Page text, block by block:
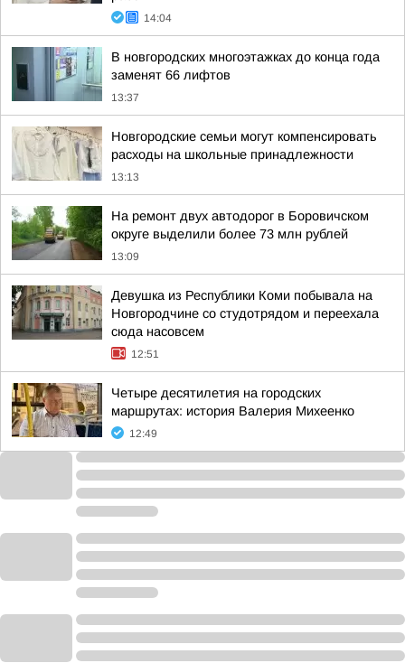
14:04
В новгородских многоэтажках до конца года
заменят 66 лифтов
13:37
Новгородские семьи могут компенсировать
расходы на школьные принадлежности
13:13
На ремонт двух автодорог в Боровичском
округе выделили более 73 млн рублей
13:09
Девушка из Республики Коми побывала на
Новгородчине со студотрядом и переехала
сюда насовсем
12:51
Четыре десятилетия на городских
маршрутах: история Валерия Михеенко
12:49